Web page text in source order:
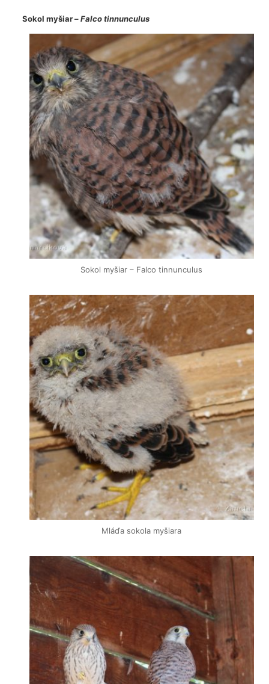
Sokol myšiar –Falco tinnunculus
Sokol myšiar – Falco tinnunculus
Mláďa sokola myšiara